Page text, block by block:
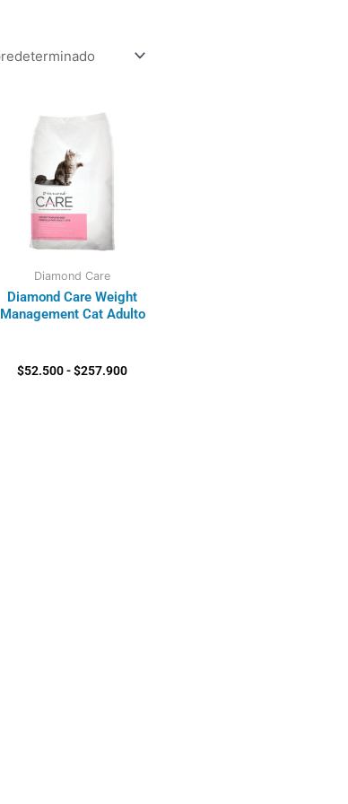
Diamond Care
Diamond Care Weight
Management Cat Adulto
$52.500-$257.900